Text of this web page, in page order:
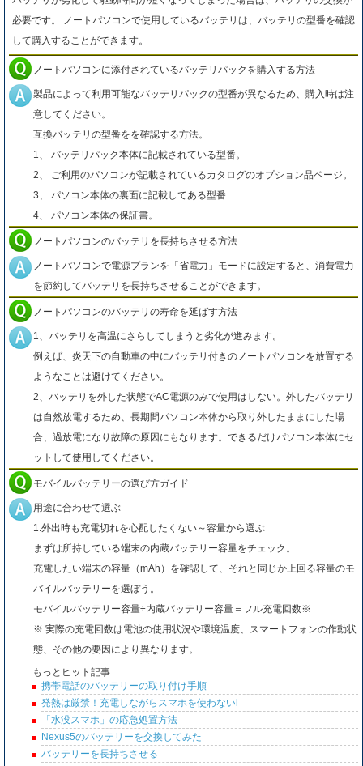
必要です。 ノートパソコンで使用しているバッテリは、バッテリの型番を確認
して購入することができます。
ノートパソコンに添付されているバッテリパックを購入する方法
製品によって利用可能なバッテリパックの型番が異なるため、購入時は注
意してください。
互換バッテリの型番をを確認する方法。
1、 バッテリパック本体に記載されている型番。
2、 ご利用のパソコンが記載されているカタログのオプション品ページ。
3、 パソコン本体の裏面に記載してある型番
4、 パソコン本体の保証書。
ノートパソコンのバッテリを長持ちさせる方法
ノートパソコンで電源プランを「省電力」モードに設定すると、消費電力
を節約してバッテリを長持ちさせることができます。
ノートパソコンのバッテリの寿命を延ばす方法
1、バッテリを高温にさらしてしまうと劣化が進みます。
例えば、炎天下の自動車の中にバッテリ付きのノートパソコンを放置する
ようなことは避けてください。
2、バッテリを外した状態でAC電源のみで使用はしない。外したバッテリ
は自然放電するため、長期間パソコン本体から取り外したままにした場
合、過放電になり故障の原因にもなります。できるだけパソコン本体にセ
ットして使用してください。
モバイルバッテリーの選び方ガイド
用途に合わせて選ぶ
1.外出時も充電切れを心配したくない～容量から選ぶ
まずは所持している端末の内蔵バッテリー容量をチェック。
充電したい端末の容量（mAh）を確認して、それと同じか上回る容量のモ
バイルバッテリーを選ぼう。
モバイルバッテリー容量÷内蔵バッテリー容量＝フル充電回数※
※ 実際の充電回数は電池の使用状況や環境温度、スマートフォンの作動状
態、その他の要因により異なります。
もっとヒット記事
携帯電話のバッテリーの取り付け手順
発熱は厳禁！充電しながらスマホを使わないl
「水没スマホ」の応急処置方法
Nexus5のバッテリーを交換してみた
バッテリーを長持ちさせる